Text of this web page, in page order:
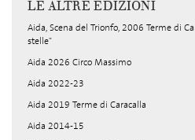
LE ALTRE EDIZIONI
Aida, Scena del Trionfo, 2006 Terme di
stelle"
Aida 2026 Circo Massimo
Aida 2022-23
Aida 2019 Terme di Caracalla
Aida 2014-15